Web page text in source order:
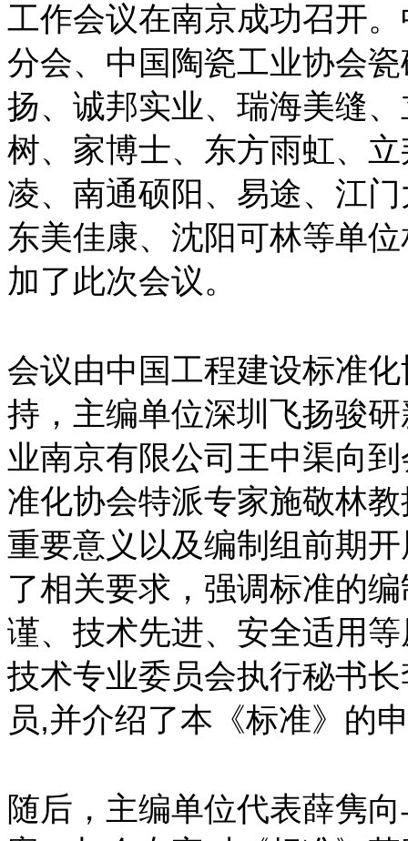
工作会议在南京成功召开。
分会、 中国陶瓷工业协会
扬、诚邦实业、瑞海美缝
树、家博士、东方雨虹、
凌、南通硕阳、易途、江
东美佳康、 沈阳可林等单
加了此次会议。
会议由中国工程建设标准
持，主编单位深圳飞扬骏
业南京有限公司王中渠向
准化协会特派专家施敬林
重要意义以及编制组前期
了相关要求，强调标准的
谨、技术先进、安全适用
技术专业委员会执行秘书
员,并介绍了本《标准》的
随后，主编单位代表薛隽